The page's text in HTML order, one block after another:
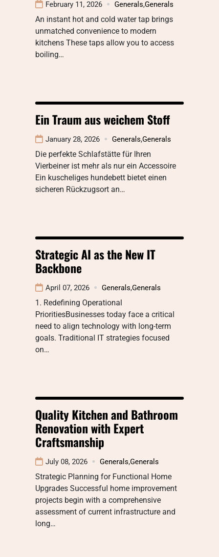
February 11, 2026 Generals,Generals
An instant hot and cold water tap brings
unmatched convenience to modern
kitchens These taps allow you to access
boiling…
Ein Traum aus weichem Stoff
January 28, 2026 Generals,Generals
Die perfekte Schlafstätte für Ihren
Vierbeiner ist mehr als nur ein Accessoire
Ein kuscheliges hundebett bietet einen
sicheren Rückzugsort an…
Strategic AI as the New IT
Backbone
April 07, 2026 Generals,Generals
1. Redefining Operational
PrioritiesBusinesses today face a critical
need to align technology with long-term
goals. Traditional IT strategies focused
on…
Quality Kitchen and Bathroom
Renovation with Expert
Craftsmanship
July 08, 2026 Generals,Generals
Strategic Planning for Functional Home
Upgrades Successful home improvement
projects begin with a comprehensive
assessment of current infrastructure and
long…